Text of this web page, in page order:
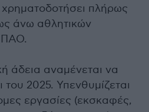
πλήρως
άνω αθλητικών
ΠΑΟ.
άδεια αναμένεται να
του 2025. Υπενθυμίζεται
εργασίες (εκσκαφές,